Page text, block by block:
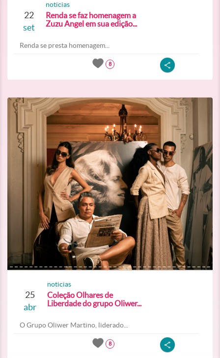
22
set
noticias
Renda se faz homenagem a
Zuzu Angel em sua edição...
Renda se presta homenagem...
8
25
abr
noticias
Coleção Olhares de
Liberdade do grupo Oliwer...
O Grupo Oliwer Martino, liderado...
8